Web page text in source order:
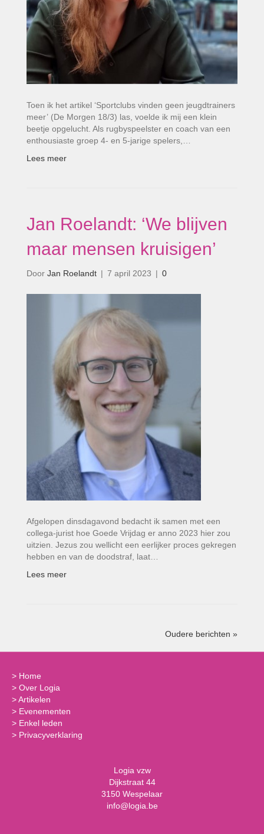
Toen ik het artikel ‘Sportclubs vinden geen jeugdtrainers
meer’ (De Morgen 18/3) las, voelde ik mij een klein
beetje opgelucht. Als rugbyspeelster en coach van een
enthousiaste groep 4- en 5-jarige spelers,…
Lees meer
Jan Roelandt: ‘We blijven
maar mensen kruisigen’
Door Jan Roelandt | 7 april 2023 | 0
Afgelopen dinsdagavond bedacht ik samen met een
collega-jurist hoe Goede Vrijdag er anno 2023 hier zou
uitzien. Jezus zou wellicht een eerlijker proces gekregen
hebben en van de doodstraf, laat…
Lees meer
Oudere berichten »
> Home
> Over Logia
>Artikelen
> Evenementen
> Enkel leden
> Privacyverklaring
Logia vzw
Dijkstraat 44
3150 Wespelaar
info@logia.be